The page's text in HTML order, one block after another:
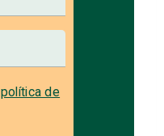
política de